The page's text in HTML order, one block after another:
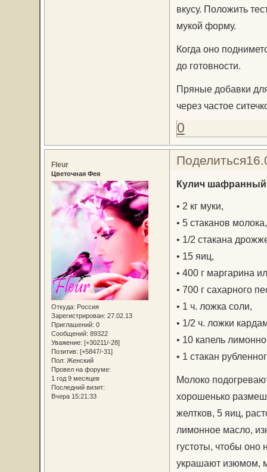
вкусу. Положить
мукой форму.
Когда оно
до готовности.
Пряные добавки
через частое
0
Поделиться
Fleur
Цветочная Фея
Откуда: Россия
Зарегистрирован: 27.02.13
Приглашений: 0
Сообщений: 89322
Уважение: [+30211/-28]
Позитив: [+5847/-31]
Пол: Женский
Провел на форуме:
1 год 9 месяцев
Последний визит:
Вчера 15:21:33
Кулич шафранный
• 2 кг муки,
• 5 стаканов молока,
• 1/2 стакана
• 15 яиц,
• 400 г маргарина
• 700 г сахарного
• 1 ч. ложка соли,
• 1/2 ч. ложки
• 10 капель
• 1 стакан
Молоко
хорошенько
желтков, 5 яиц,
лимонное масло,
густоты, чтобы оно
украшают изюмом,